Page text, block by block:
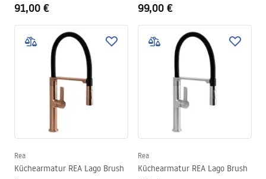
91,00 € 99,00 €
Rea
Küchearmatur REA Lago Brush
Rea
Küchearmatur REA Lago Brush